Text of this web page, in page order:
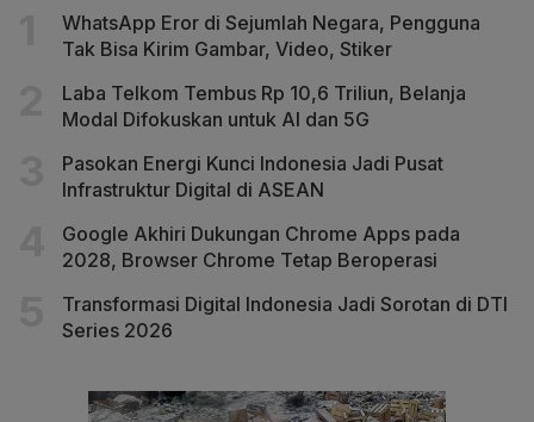
WhatsApp Eror di Sejumlah Negara, Pengguna
Tak Bisa Kirim Gambar, Video, Stiker
Laba Telkom Tembus Rp 10,6 Triliun, Belanja
Modal Difokuskan untuk AI dan 5G
Pasokan Energi Kunci Indonesia Jadi Pusat
Infrastruktur Digital di ASEAN
Google Akhiri Dukungan Chrome Apps pada
2028, Browser Chrome Tetap Beroperasi
Transformasi Digital Indonesia Jadi Sorotan di DTI
Series 2026